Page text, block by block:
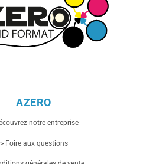
AZERO
notre entreprise
> Foire aux questions